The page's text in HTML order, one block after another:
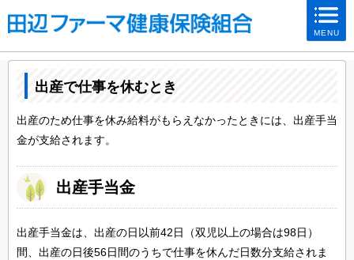
MENU
出産で仕事を休むとき
出産のため仕事を休み給料がもらえなかったときには、出産手当
金が支給されます。
出産手当金
出産手当金は、出産の日以前42日（双児以上の場合は98日）
間、出産の日後56日間のうちで仕事を休んだ日数分支給されま